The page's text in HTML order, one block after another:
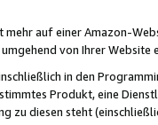
mehr auf einer Amazon-
von Ihrer
in den
Produkt, eine
zu diesen steht